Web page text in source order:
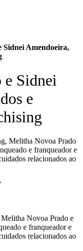
Sidnei Amendoeira,
Sidnei
e
Novoa Prado e
e franqueador e
relacionados ao